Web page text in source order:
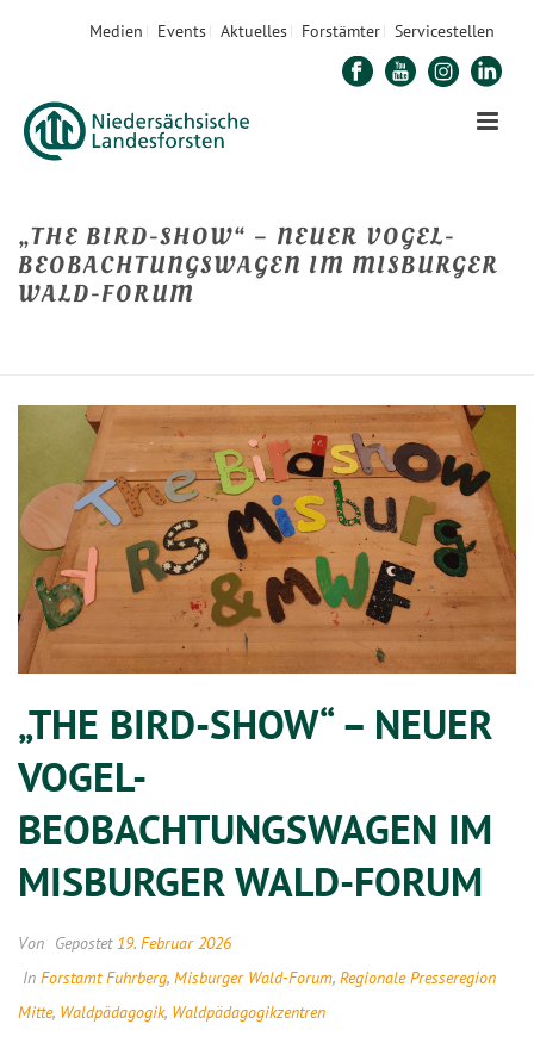
Medien Events Aktuelles Forstämter Servicestellen
„THE BIRD-SHOW“ – NEUER VOGEL-
BEOBACHTUNGSWAGEN IM MISBURGER
WALD-FORUM
„THE BIRD-SHOW“ – NEUER
VOGEL-
BEOBACHTUNGSWAGEN IM
MISBURGER WALD-FORUM
Von Gepostet 19. Februar 2026
In Forstamt Fuhrberg, Misburger Wald-Forum, Regionale Presseregion
Mitte, Waldpädagogik, Waldpädagogikzentren